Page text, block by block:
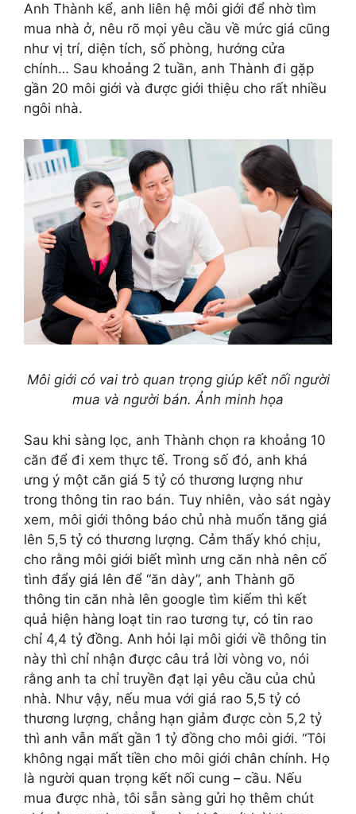
Anh Thành kể, anh liên hệ môi giới để nhờ tìm
mua nhà ở, nêu rõ mọi yêu cầu về mức giá cũng
như vị trí, diện tích, số phòng, hướng cửa
chính… Sau khoảng 2 tuần, anh Thành đi gặp
gần 20 môi giới và được giới thiệu cho rất nhiều
ngôi nhà.
Môi giới có vai trò quan trọng giúp kết nối người
mua và người bán. Ảnh minh họa
Sau khi sàng lọc, anh Thành chọn ra khoảng 10
căn để đi xem thực tế. Trong số đó, anh khá
ưng ý một căn giá 5 tỷ có thương lượng như
trong thông tin rao bán. Tuy nhiên, vào sát ngày
xem, môi giới thông báo chủ nhà muốn tăng giá
lên 5,5 tỷ có thương lượng. Cảm thấy khó chịu,
cho rằng môi giới biết mình ưng căn nhà nên cố
tình đẩy giá lên để “ăn dày”, anh Thành gõ
thông tin căn nhà lên google tìm kiếm thì kết
quả hiện hàng loạt tin rao tương tự, có tin rao
chỉ 4,4 tỷ đồng. Anh hỏi lại môi giới về thông tin
này thì chỉ nhận được câu trả lời vòng vo, nói
rằng anh ta chỉ truyền đạt lại yêu cầu của chủ
nhà. Như vậy, nếu mua với giá rao 5,5 tỷ có
thương lượng, chẳng hạn giảm được còn 5,2 tỷ
thì anh vẫn mất gần 1 tỷ đồng cho môi giới. “Tôi
không ngại mất tiền cho môi giới chân chính. Họ
là người quan trọng kết nối cung – cầu. Nếu
mua được nhà, tôi sẵn sàng gửi họ thêm chút